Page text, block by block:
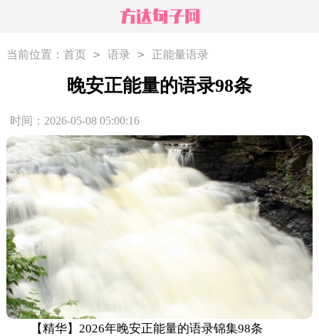
当前位置： 首页 > 语录 > 正能量语录
晚安正能量的语录98条
时间：2026-05-08 05:00:16
【精华】2026年晚安正能量的语录锦集98条